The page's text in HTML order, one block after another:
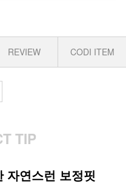
REVIEW CODI ITEM
TIP
자연스런 보정핏